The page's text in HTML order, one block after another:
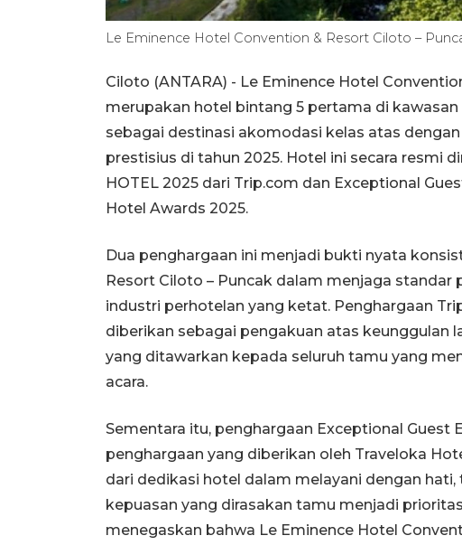
Le Eminence Hotel Convention & Resort Ciloto –
Ciloto (ANTARA) - Le Eminence Hotel
merupakan hotel bintang 5 pertama di
sebagai destinasi akomodasi kelas atas
prestisius di tahun 2025. Hotel ini secara resmi
HOTEL 2025 dari Trip.com dan Exceptional
Hotel Awards 2025.
Dua penghargaan ini menjadi bukti nyata
Resort Ciloto – Puncak dalam menjaga
industri perhotelan yang ketat. Penghargaan
diberikan sebagai pengakuan atas keunggulan
yang ditawarkan kepada seluruh tamu yang
acara.
Sementara itu, penghargaan Exceptional Guest
penghargaan yang diberikan oleh Traveloka
dari dedikasi hotel dalam melayani dengan
kepuasan yang dirasakan tamu menjadi
menegaskan bahwa Le Eminence Hotel